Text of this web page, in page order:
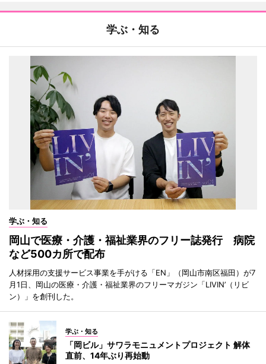
学ぶ・知る
学ぶ・知る
岡山で医療・介護・福祉業界のフリー誌発行 病院
など500カ所で配布
人材採用の支援サービス事業を手がける「EN」（岡山市南区福田）が7
月1日、岡山の医療・介護・福祉業界のフリーマガジン「LIVIN’（リビ
ン）」を創刊した。
学ぶ・知る
「岡ビル」サワラモニュメントプロジェクト 解体
直前、14年ぶり再始動